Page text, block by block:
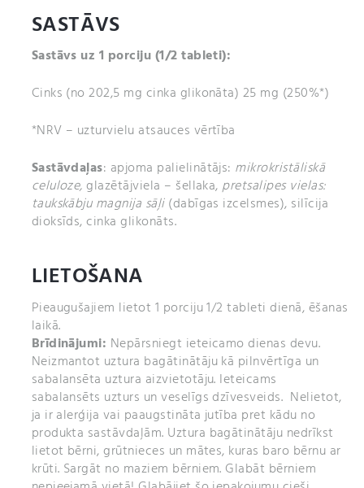
SASTĀVS
Sastāvs uz 1 porciju (1/2 tableti):
Cinks (no 202,5 mg cinka glikonāta) 25 mg (250%*)
*NRV – uzturvielu atsauces vērtība
Sastāvdaļas: apjoma palielinātājs: mikrokristāliskā
celuloze,glazētājviela – šellaka,pretsalipes vielas:
taukskābju magnija sāļi(dabīgas izcelsmes), silīcija
dioksīds, cinka glikonāts.
LIETOŠANA
Pieaugušajiem lietot 1 porciju 1/2 tableti dienā, ēšanas
laikā.
Brīdinājumi: Nepārsniegt ieteicamo dienas devu.
Neizmantot uztura bagātinātāju kā pilnvērtīga un
sabalansēta uztura aizvietotāju. Ieteicams
sabalansēts uzturs un veselīgs dzīvesveids. Nelietot,
ja ir alerģija vai paaugstināta jutība pret kādu no
produkta sastāvdaļām. Uztura bagātinātāju nedrīkst
lietot bērni, grūtnieces un mātes, kuras baro bērnu ar
krūti. Sargāt no maziem bērniem. Glabāt bērniem